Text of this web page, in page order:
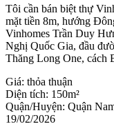
Tôi cần bán biệt thự
mặt tiền 8m, hướng
Vinhomes Trần Duy
Nghị Quốc Gia, đầu
Thăng Long One, cách
Giá: thỏa thuận
Diện tích: 150m²
Quận/Huyện: Quận
19/02/2026